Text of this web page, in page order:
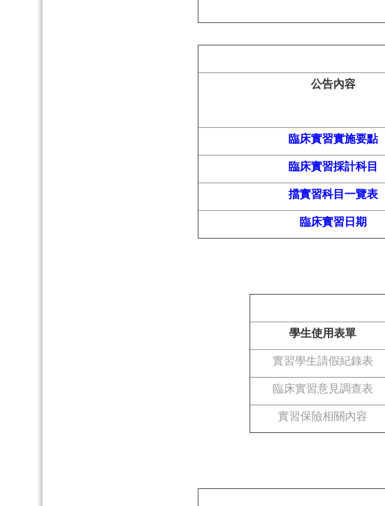
公告內容
臨床實習實施要點
臨床實習採計科目
擋實習科目一覽表
臨床實習日期
學生使用表單
實習學生請假紀錄表
臨床實習意見調查表
實習保險相關內容